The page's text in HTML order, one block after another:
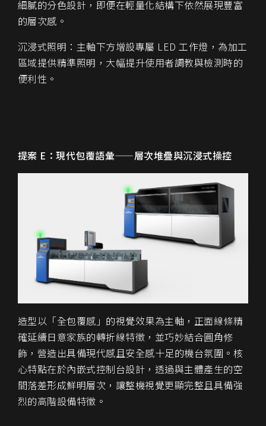
細膩的分色設計，即便在輕量化結構下依然展現豐富
的層次感。
沉浸式照明：主軸下方增設專屬 LED 工作燈，為加工
區域提供精準照明，大幅提升使用者調教與檢測時的
便利性。
提案 E：現代包覆語彙——層次堆疊與沉浸式操控
造型以「全包覆感」的視覺效果為主軸，正面線條精
確延續日意家族的轉折線特徵，並巧妙結合圓角修
飾，營造出具備現代感且安全感十足的機台氛圍。核
心特點在於內嵌式控制台設計，透過與主體產生的空
間落差形成鮮明層次，讓整機視覺更顯完整且具備強
烈的高階設備特徵。